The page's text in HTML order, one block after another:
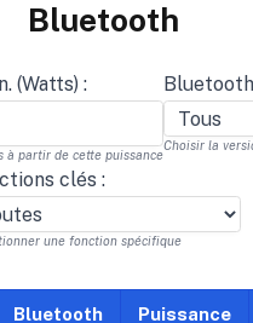
Bluetooth
(Watts) :
à partir de cette puissance
Choisir la
clés :
une fonction spécifique
Bluetooth
Puissance